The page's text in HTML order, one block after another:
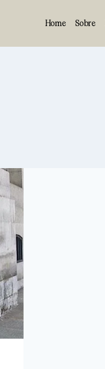
Home Sobre